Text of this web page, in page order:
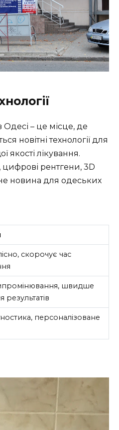
Одесі – це місце, де
новітні технології для
якості лікування.
рентгени, 3D
новина для одеських
скорочує час
швидше
результатів
персоналізоване